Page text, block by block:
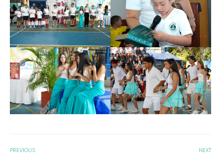
PREVIOUS NEXT